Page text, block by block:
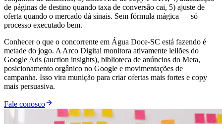
de páginas de destino quando taxa de conversão cai, 5) ajuste de
oferta quando o mercado dá sinais. Sem fórmula mágica — só
processo executado bem.
Conhecer o que o concorrente em Água Doce-SC está fazendo é
metade do jogo. A Arco Digital monitora ativamente leilões do
Google Ads (auction insights), biblioteca de anúncios do Meta,
posicionamento orgânico no Google e movimentações de
campanha. Isso vira munição para criar ofertas mais fortes e copy
mais persuasiva.
Fale conosco